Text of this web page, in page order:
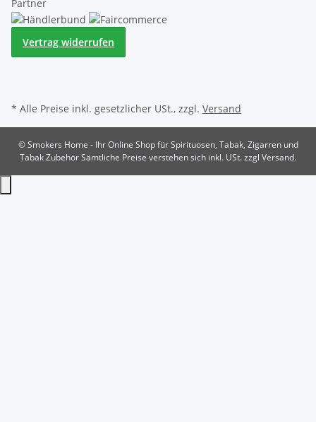
Partner
Vertrag widerrufen
* Alle Preise inkl. gesetzlicher USt., zzgl. Versand
© Smokers Home - Ihr Online Shop für Spirituosen, Tabak, Zigarren und
Tabak ZubehörSämtliche Preise verstehen sich inkl. USt. zzgl Versand.